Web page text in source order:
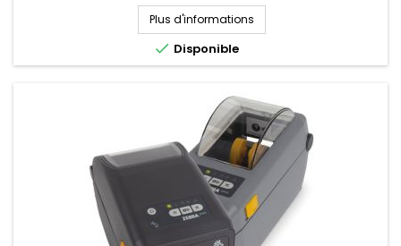
Plus d'informations
 Disponible